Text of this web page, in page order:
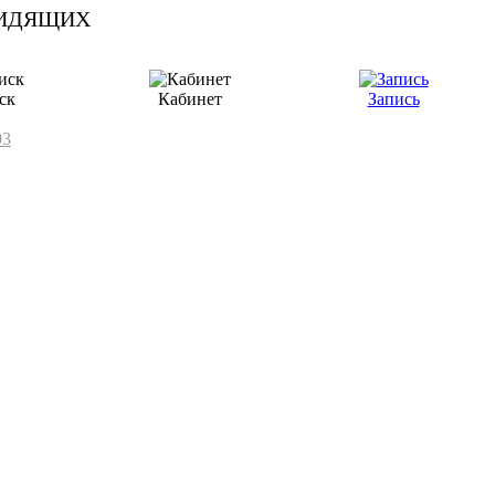
Кабинет Запись